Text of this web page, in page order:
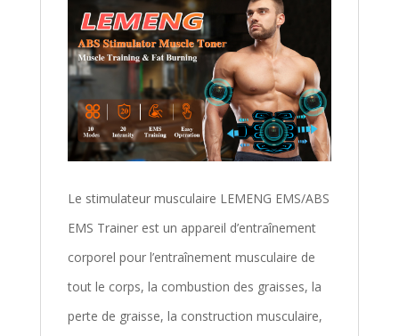
Le stimulateur musculaire LEMENG EMS/ABS
EMS Trainer est un appareil d’entraînement
corporel pour l’entraînement musculaire de
tout le corps, la combustion des graisses, la
perte de graisse, la construction musculaire,